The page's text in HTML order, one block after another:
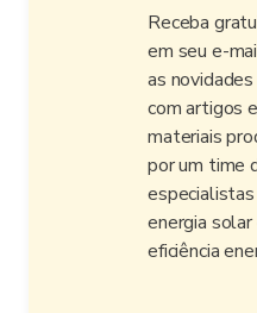
Receba
em seu e-
as
com artigos
materiais
por um time
energia solar
eficiência